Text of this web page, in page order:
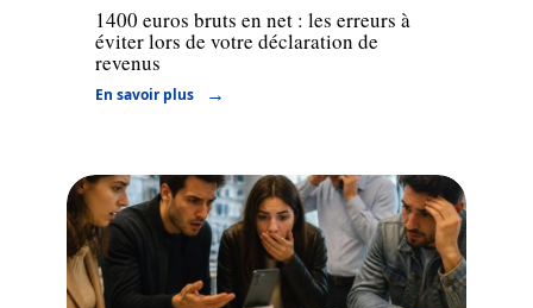
1400 euros bruts en net : les erreurs à
éviter lors de votre déclaration de
revenus
En savoir plus
Finance